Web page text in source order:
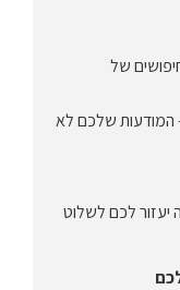
של
המודעות שלכם לא
יעזור לכם לשלוט